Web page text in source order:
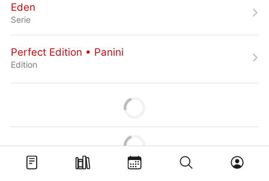
Eden
Serie
Perfect Edition • Panini
Edition